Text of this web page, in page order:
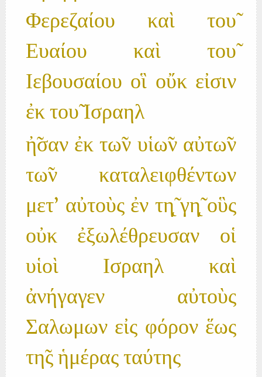
Φερεζαίου καὶ του̃
Ευαίου καὶ του̃
Ιεβουσαίου οἳ οὔκ εἰσιν
ἐκ του̃ Ισραηλ
ἠ̃σαν ἐκ τω̃ν υἱω̃ν αὐτω̃ν
τω̃ν καταλειφθέντων
μετ' αὐτοὺς ἐν τη̨̃ γη̨̃ οὓς
οὐκ ἐξωλέθρευσαν οἱ
υἱοὶ Ισραηλ καὶ
ἀνήγαγεν αὐτοὺς
Σαλωμων εἰς φόρον ἕως
τη̃ς ἡμέρας ταύτης